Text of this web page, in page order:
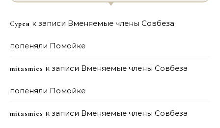
Сурен к записи Вменяемые члены Совбеза
попеняли Помойке
mitasmies к записи Вменяемые члены Совбеза
попеняли Помойке
mitasmies к записи Вменяемые члены Совбеза